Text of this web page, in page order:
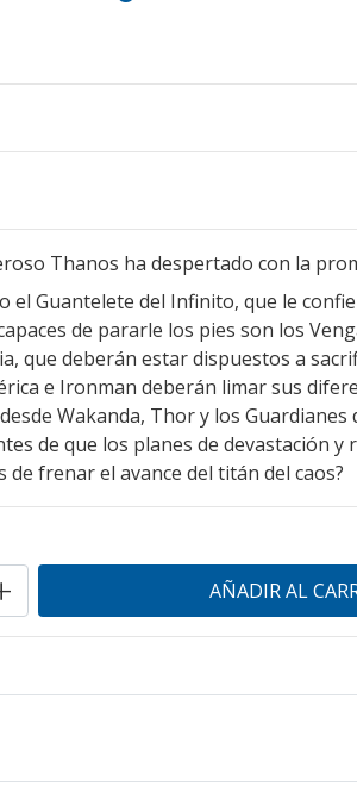
Thanos ha despertado con la
el Guantelete del Infinito, que le
de pararle los pies son los
que deberán estar dispuestos a
e Ironman deberán limar sus
Wakanda, Thor y los Guardianes
de que los planes de devastación y
de frenar el avance del titán del caos?